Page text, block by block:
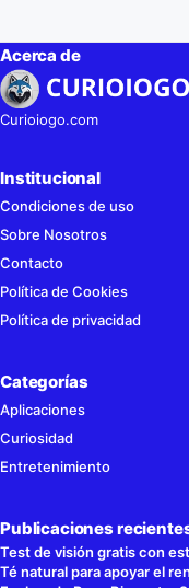
Acerca de
Curioiogo.com
Institucional
Condiciones de uso
Sobre Nosotros
Contacto
Política de Cookies
Política de privacidad
Categorías
Aplicaciones
Curiosidad
Entretenimiento
Publicaciones
Test de visión gratis con
Té natural para apoyar el